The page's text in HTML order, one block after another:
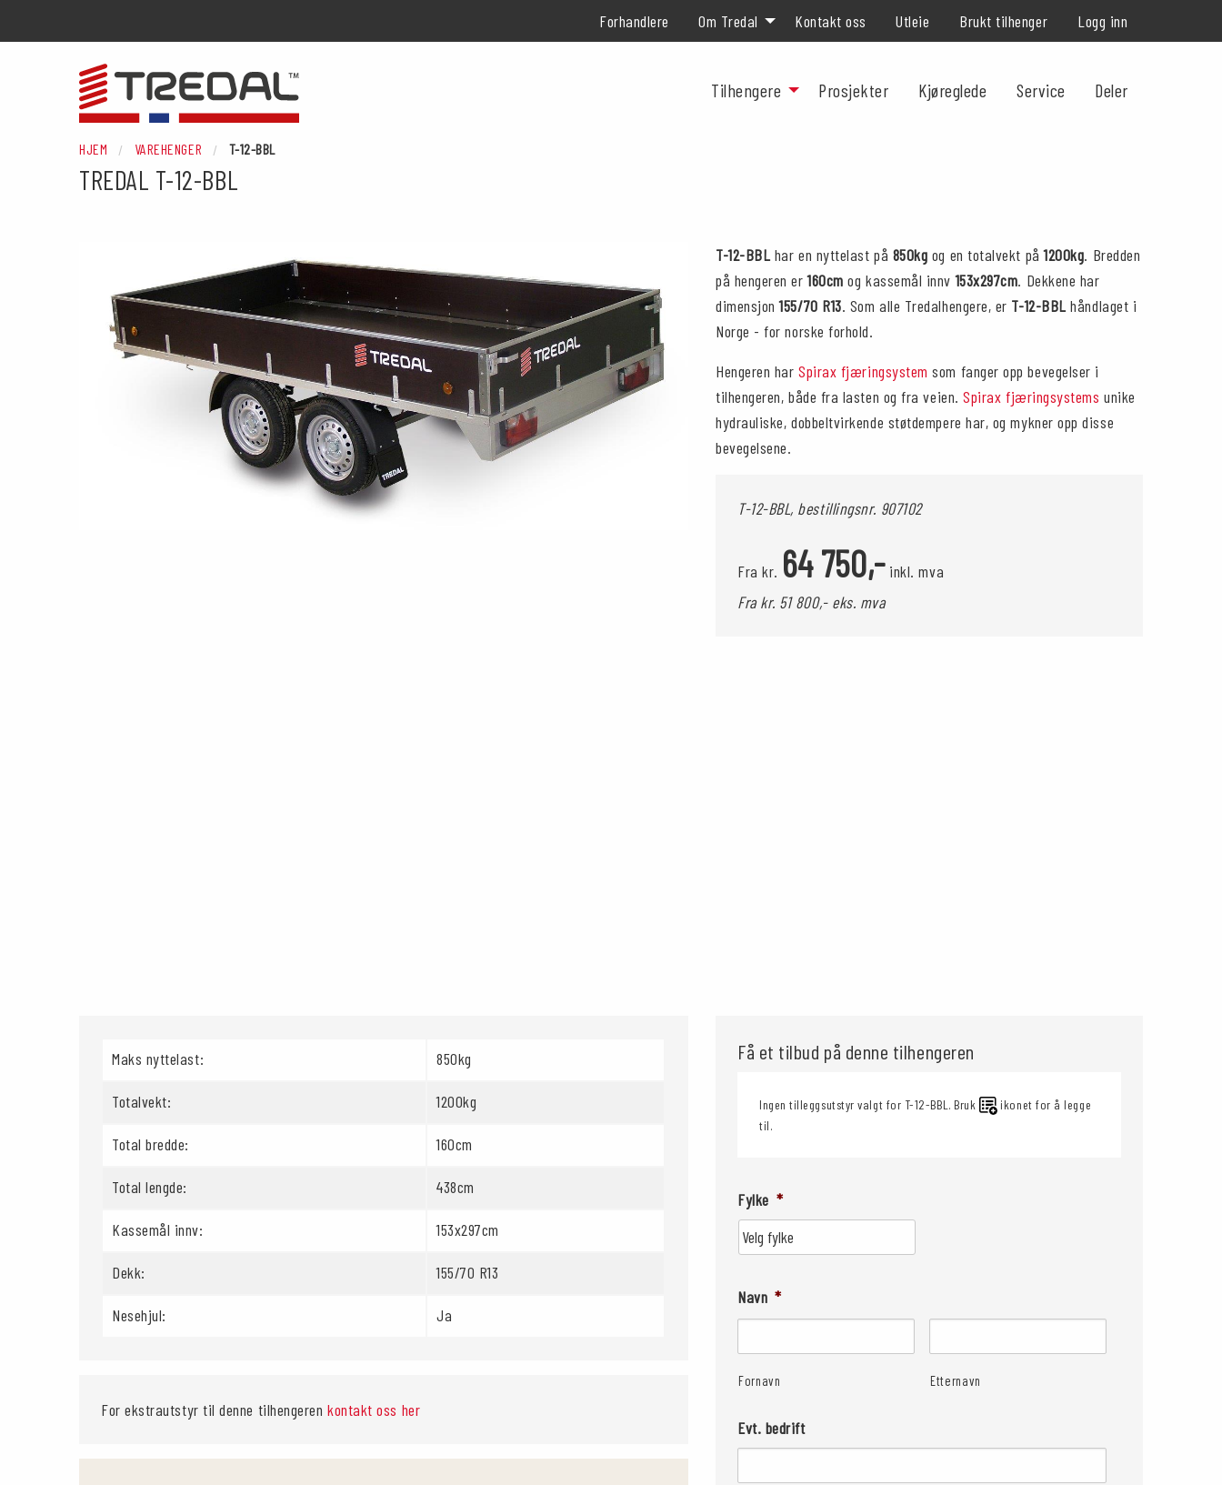
Forhandlere Om Tredal Kontakt oss Utleie Brukt tilhenger Logg inn
Tilhengere Prosjekter Kjøreglede Service Deler
HJEM VAREHENGER T-12-BBL
TREDAL T-12-BBL
T-12-BBL har en nyttelast på 850kg og en totalvekt på1200kg. Bredden
på hengeren er160cm og kassemål innv153x297cm. Dekkene har
dimensjon155/70 R13. Som alle Tredalhengere, er T-12-BBL håndlaget i
Norge - for norske forhold.
Hengeren harSpirax fjæringsystem som fanger opp bevegelser i
tilhengeren, både fra lasten og fra veien.Spirax fjæringsystems unike
hydrauliske, dobbeltvirkende støtdempere har, og mykner opp disse
bevegelsene.
T-12-BBL, bestillingsnr. 907102
Fra kr. 64 750,-inkl. mva
Fra kr. 51 800,- eks. mva
Maks nyttelast: 850kg
Totalvekt: 1200kg
Total bredde: 160cm
Total lengde: 438cm
Kassemål innv: 153x297cm
Dekk: 155/70 R13
Nesehjul: Ja
For ekstrautstyr til denne tilhengerenkontakt oss her
Få et tilbud på denne tilhengeren
Ingen tilleggsutstyr valgt for T-12-BBL. Bruk
ikonet for å legge
til.
Fylke *
Navn *
Fornavn Etternavn
Evt. bedrift